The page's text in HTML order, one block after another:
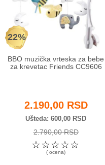
Odeća i obuća
Igračke za bebe i decu
AKCIJA
Call Centar
011 438 1 000
22%
BBO muzička vrteska za bebe
za krevetac Friends CC9606
2.190,00 RSD
Ušteda 600,00 RSD
2.790,00 RSD
☆
☆
☆
☆
☆
( ocena)